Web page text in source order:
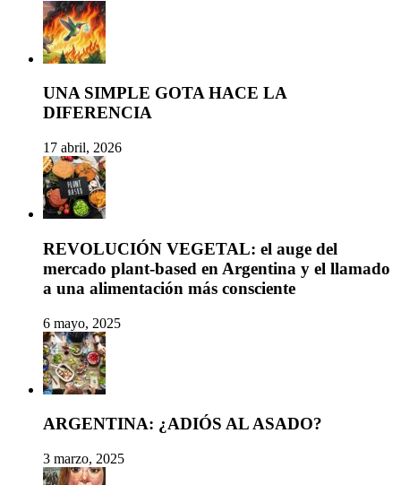
UNA SIMPLE GOTA HACE LA
DIFERENCIA
17 abril, 2026
REVOLUCIÓN VEGETAL: el auge del
mercado plant-based en Argentina y el llamado
a una alimentación más consciente
6 mayo, 2025
ARGENTINA: ¿ADIÓS AL ASADO?
3 marzo, 2025